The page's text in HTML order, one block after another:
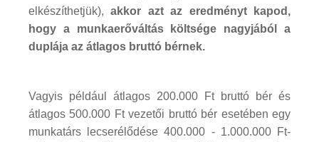
elkészíthetjük),akkor azt az eredményt kapod,
hogy a munkaerőváltás költsége nagyjából a
duplája az átlagos bruttó bérnek.
Vagyis például átlagos 200.000 Ft bruttó bér és
átlagos 500.000 Ft vezetői bruttó bér esetében egy
munkatárs lecserélődése 400.000 - 1.000.000 Ft-